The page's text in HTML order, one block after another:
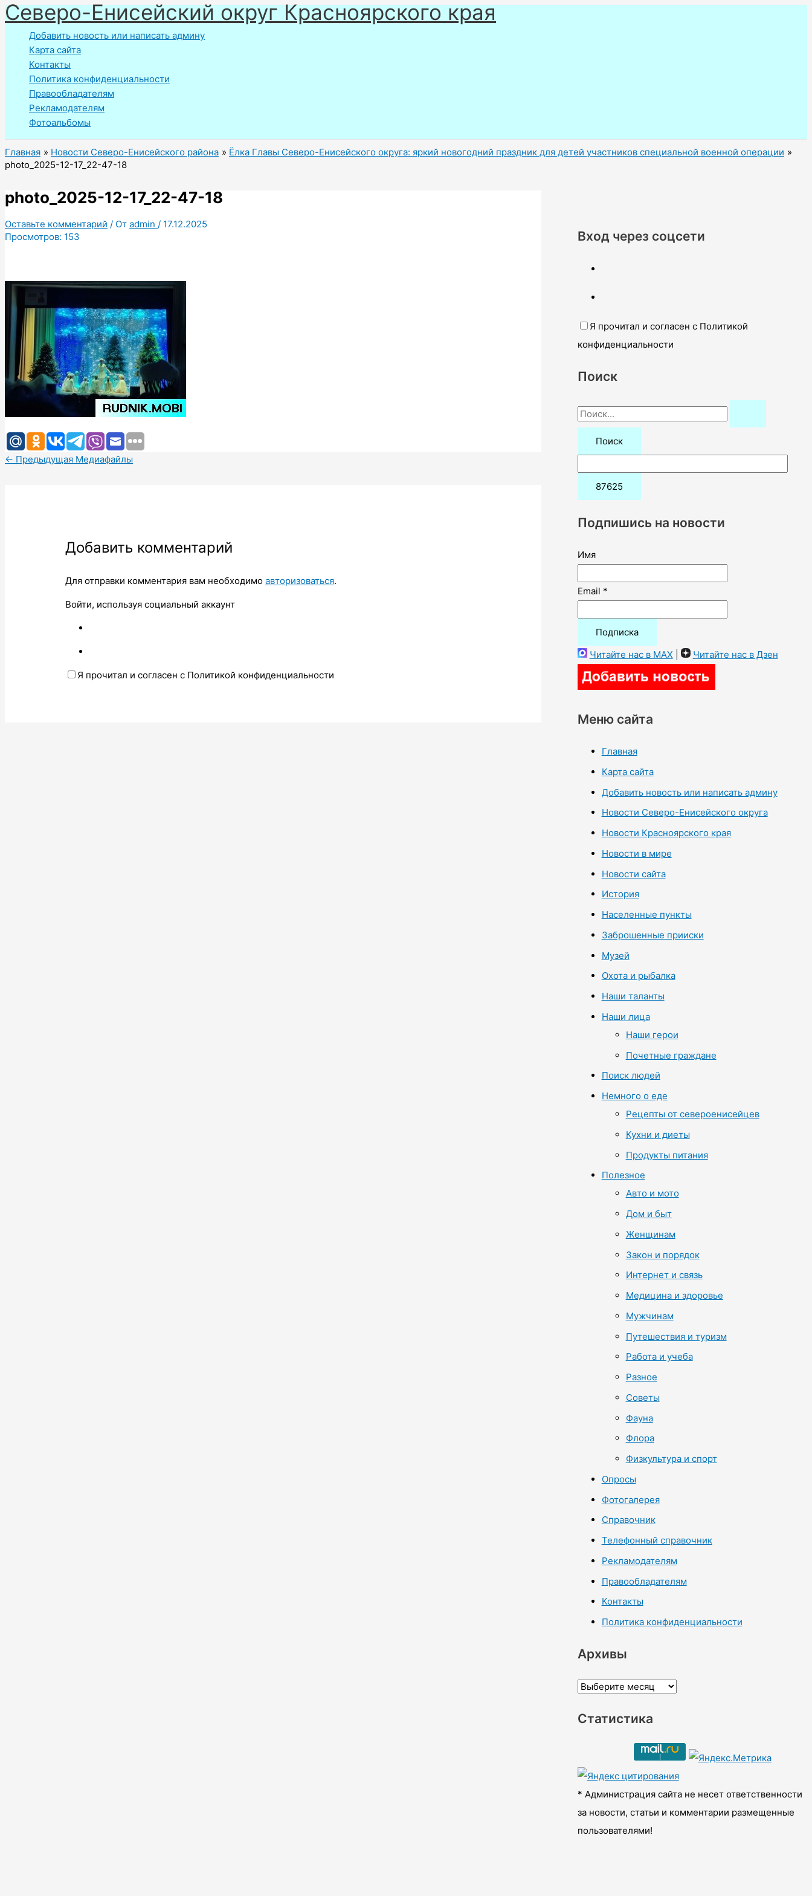
Перейти
к
содержимому
Северо-Енисейский округ Красноярского края
Добавить новость или написать админу
Карта сайта
Контакты
Политика конфиденциальности
Правообладателям
Рекламодателям
Фотоальбомы
Главная Новости Северо-Енисейского района
Ёлка Главы Северо-Енисейского округа: яркий новогодний праздник для детей участников специальной военной операции
photo_2025-12-17_22-47-18
photo_2025-12-17_22-47-18
Оставьте комментарий / От admin / 17.12.2025
Просмотров: 153
← Предыдущая Медиафайлы
Добавить комментарий
Для отправки комментария вам необходимоавторизоваться.
Войти, используя социальный аккаунт
Я прочитал и согласен с Политикой конфиденциальности
Вход через соцсети
Я прочитал и согласен с Политикой
конфиденциальности
Поиск
П
о
:
Подпишись на новости
Имя
Email *
Читайте нас в MAX Читайте нас в Дзен
Меню сайта
Главная
Карта сайта
Добавить новость или написать админу
Новости Северо-Енисейского округа
Новости Красноярского края
Новости в мире
Новости сайта
История
Населенные пункты
Заброшенные прииски
Музей
Охота и рыбалка
Наши таланты
Наши лица
Наши герои
Почетные граждане
Поиск людей
Немного о еде
Рецепты от североенисейцев
Кухни и диеты
Продукты питания
Полезное
Авто и мото
Дом и быт
Женщинам
Закон и порядок
Интернет и связь
Медицина и здоровье
Мужчинам
Путешествия и туризм
Работа и учеба
Разное
Советы
Фауна
Флора
Физкультура и спорт
Опросы
Фотогалерея
Справочник
Телефонный справочник
Рекламодателям
Правообладателям
Контакты
Политика конфиденциальности
Архивы
А
х
ы
Статистика
* Администрация сайта не несет ответственности
за новости, статьи и комментарии размещенные
пользователями!